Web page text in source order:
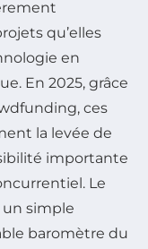
qu’elles
en
En 2025, grâce
ces
la levée de
importante
Le
simple
baromètre du